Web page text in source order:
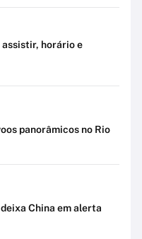
assistir, horário e
panorâmicos no Rio
China em alerta